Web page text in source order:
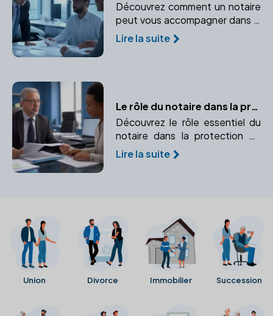
Découvrez comment un notaire
peut vous accompagner dans la
création de votre entreprise, du
choix du statut juridique à la
Lire la suite
Le rôle du notaire dans la protection juridique
Découvrez le rôle essentiel du
notaire dans la protection de
vos droits et la sécurité de vos
proches. Un expert pour
Lire la suite
Union Divorce Immobilier Succession